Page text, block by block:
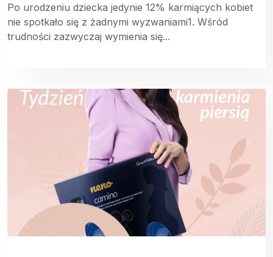
Po urodzeniu dziecka jedynie 12% karmiących kobiet
nie spotkało się z żadnymi wyzwaniami1. Wśród
trudności zazwyczaj wymienia się...